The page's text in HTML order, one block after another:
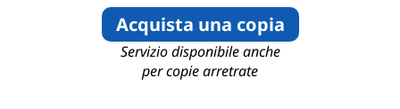
Acquista una copia
Servizio disponibile anche
per copie arretrate